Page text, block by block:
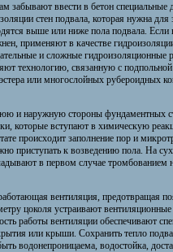
забывают ввести в бетон специальные
стен подвала, которая нужна
выше или ниже пола подвала. Если
применяют в качестве
и сложные гидроизоляционные
технологию, связанную с подпольной
или многослойных рубероидных
и наружную стороны фундаментных
которые вступают в химическую
происходит заполнение пор и
приступать к возведению пола. На
в первом случае тромбованием
вентиляция, предотвращая
цоколя устраивают вентиляционные
работы вентиляции обеспечивают
или крыши. Сохранить тепло
водонепроницаема, водостойка,